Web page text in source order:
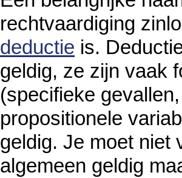
rechtvaardiging
deductie is.
geldig, ze zijn vaak
(specifieke
propositionele
geldig. Je moet niet
algemeen geldig